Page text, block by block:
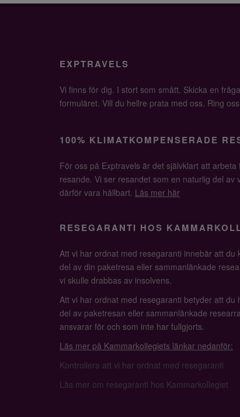
EXPTRAVELS
Vi finns för dig. I stort som smått. Skicka en
formuläret. Vill du hellre prata med oss. Ring
100% KLIMATKOMPENSERADE
För oss på Exptravels är det självklart att
resande. Vi ser resandet som en naturlig del av
därför vara hållbart. Läs mer här
RESEGARANTI HOS
Att vi har ordnat med resegaranti innebär att du
del av din paketresa eller sammanlänkade
vi skulle drabbas av insolvens.
Att vi har ordnat med resegaranti betyder att du
del av paketresan eller sammanlänkade
ansvarar för och som inte har fullgjorts.
Läs mer på Kammarkollegiets länkar nedanför:
Kontrollera att vi har ordnat med resegaranti
Läs mer om resegaranti hos Kammarkollegiet